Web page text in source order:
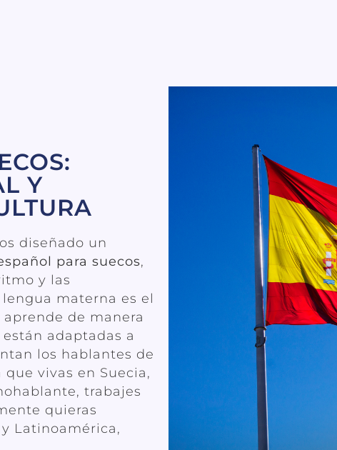
Y
diseñado un
para suecos,
y las
materna es el
de manera
adaptadas a
los hablantes de
que vivas en Suecia,
trabajes
quieras
Latinoamérica,